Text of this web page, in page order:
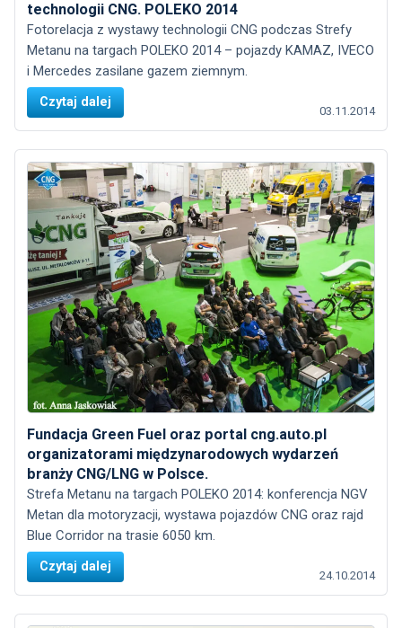
technologii CNG. POLEKO 2014
Fotorelacja z wystawy technologii CNG podczas Strefy
Metanu na targach POLEKO 2014 – pojazdy KAMAZ, IVECO
i Mercedes zasilane gazem ziemnym.
Czytaj dalej
03.11.2014
Fundacja Green Fuel oraz portal cng.auto.pl
organizatorami międzynarodowych wydarzeń
branży CNG/LNG w Polsce.
Strefa Metanu na targach POLEKO 2014: konferencja NGV
Metan dla motoryzacji, wystawa pojazdów CNG oraz rajd
Blue Corridor na trasie 6050 km.
Czytaj dalej
24.10.2014